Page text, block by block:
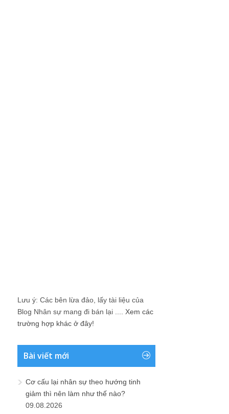
Lưu ý: Các bên lừa đảo, lấy tài liệu của
Blog Nhân sự mang đi bán lại .... Xem các
trường hợp khác ở đây!
Bài viết mới
Cơ cấu lại nhân sự theo hướng tinh
giảm thì nên làm như thế nào?
09.08.2026